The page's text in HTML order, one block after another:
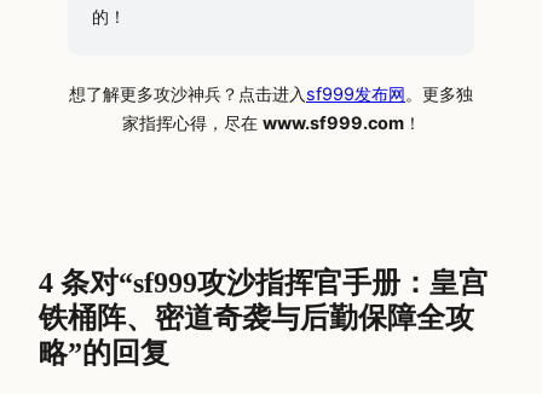
的！
想了解更多攻沙神兵？点击进入 sf999发布网。更多独
家指挥心得，尽在 www.sf999.com！
4 条对“sf999攻沙指挥官手册：皇宫
铁桶阵、密道奇袭与后勤保障全攻
略”的回复